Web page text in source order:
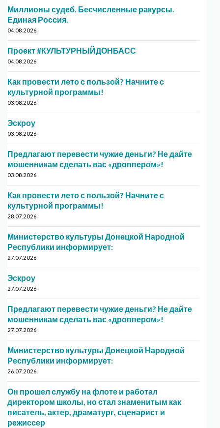
Миллионы судеб. Бесчисленные ракурсы.
Единая Россия.
04.08.2026
Проект #КУЛЬТУРНЫЙДОНБАСС
04.08.2026
Как провести лето с пользой? Начните с
культурной программы!
03.08.2026
Эскроу
03.08.2026
Предлагают перевести чужие деньги? Не дайте
мошенникам сделать вас «дроппером»!
03.08.2026
Как провести лето с пользой? Начните с
культурной программы!
28.07.2026
Министерство культуры Донецкой Народной
Республики информирует:
27.07.2026
Эскроу
27.07.2026
Предлагают перевести чужие деньги? Не дайте
мошенникам сделать вас «дроппером»!
27.07.2026
Министерство культуры Донецкой Народной
Республики информирует:
26.07.2026
Он прошел службу на флоте и работал
директором школы, но стал знаменитым как
писатель, актер, драматург, сценарист и
режиссер